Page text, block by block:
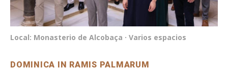
Local: Monasterio de Alcobaça · Varios espacios
DOMINICA IN RAMIS PALMARUM